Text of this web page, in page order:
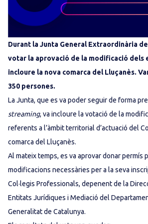
Durant la Junta General Extraordinària
votar la aprovació de la modificació dels
incloure la nova comarca del Lluçanès.
350 persones.
La Junta, que es va poder seguir de forma
streaming, va incloure la votació de la
referents a l’àmbit territorial d’actuació del
comarca del Lluçanès.
Al mateix temps, es va aprovar donar permís
modificacions necessàries per a la seva
Col·legis Professionals, depenent de la
Entitats Jurídiques i Mediació del
Generalitat de Catalunya.